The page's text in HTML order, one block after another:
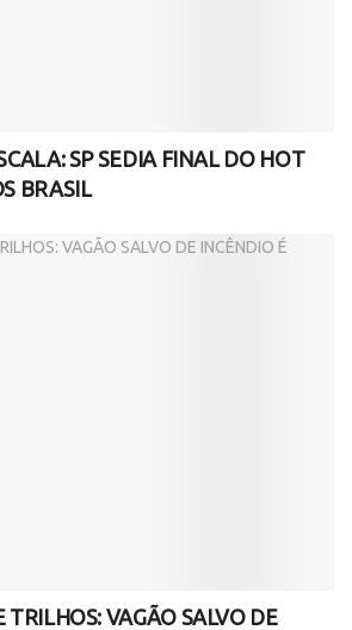
SP SEDIA FINAL DO HOT
BRASIL
TRILHOS: VAGÃO SALVO DE